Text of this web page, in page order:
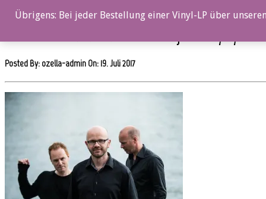
0%
Posted By: ozella-admin On: 19. Juli 2017
Übrigens: Bei jeder Bestellung einer Vinyl-LP über